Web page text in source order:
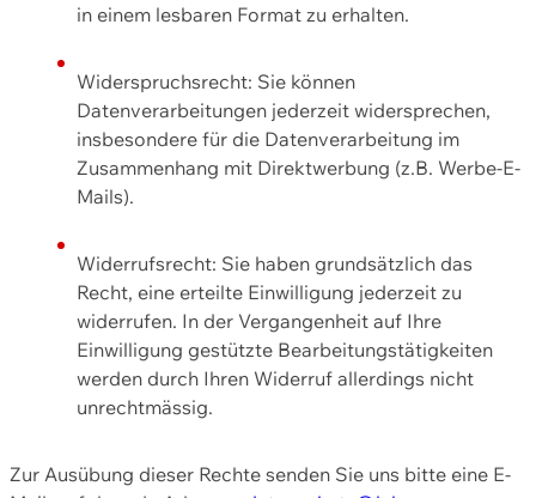
in einem lesbaren Format zu erhalten.
Widerspruchsrecht: Sie können
Datenverarbeitungen jederzeit widersprechen,
insbesondere für die Datenverarbeitung im
Zusammenhang mit Direktwerbung (z.B. Werbe-E-
Mails).
Widerrufsrecht: Sie haben grundsätzlich das
Recht, eine erteilte Einwilligung jederzeit zu
widerrufen. In der Vergangenheit auf Ihre
Einwilligung gestützte Bearbeitungstätigkeiten
werden durch Ihren Widerruf allerdings nicht
unrechtmässig.
Zur Ausübung dieser Rechte senden Sie uns bitte eine E-